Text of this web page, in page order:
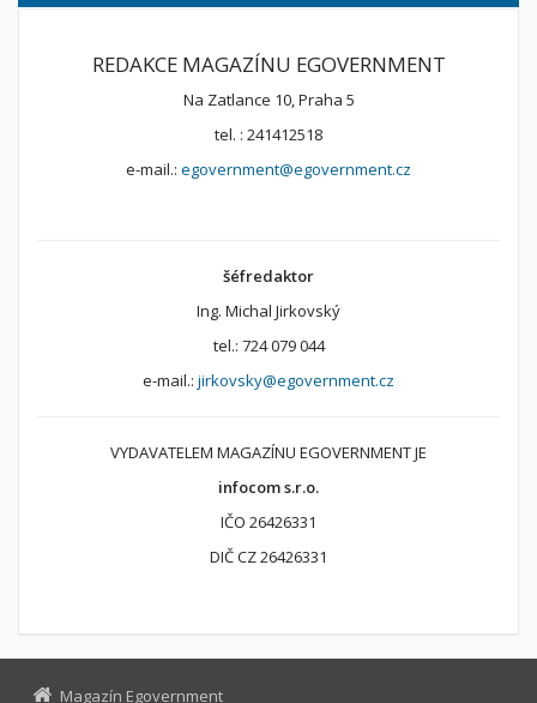
REDAKCE MAGAZÍNU EGOVERNMENT
Na Zatlance 10, Praha 5
tel. : 241412518
e-mail.: egovernment@egovernment.cz
šéfredaktor
Ing. Michal Jirkovský
tel.: 724 079 044
e-mail.: jirkovsky@egovernment.cz
VYDAVATELEM MAGAZÍNU EGOVERNMENT JE
infocom s.r.o.
IČO 26426331
DIČ CZ 26426331
Magazín Egovernment